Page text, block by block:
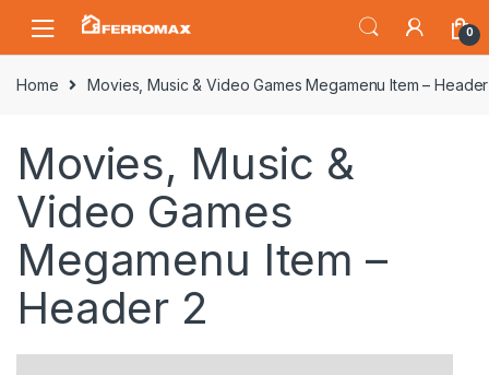
la
navegación
contenido
0
Home Movies, Music & Video Games Megamenu Item –
Movies, Music &
Video Games
Megamenu Item –
Header 2